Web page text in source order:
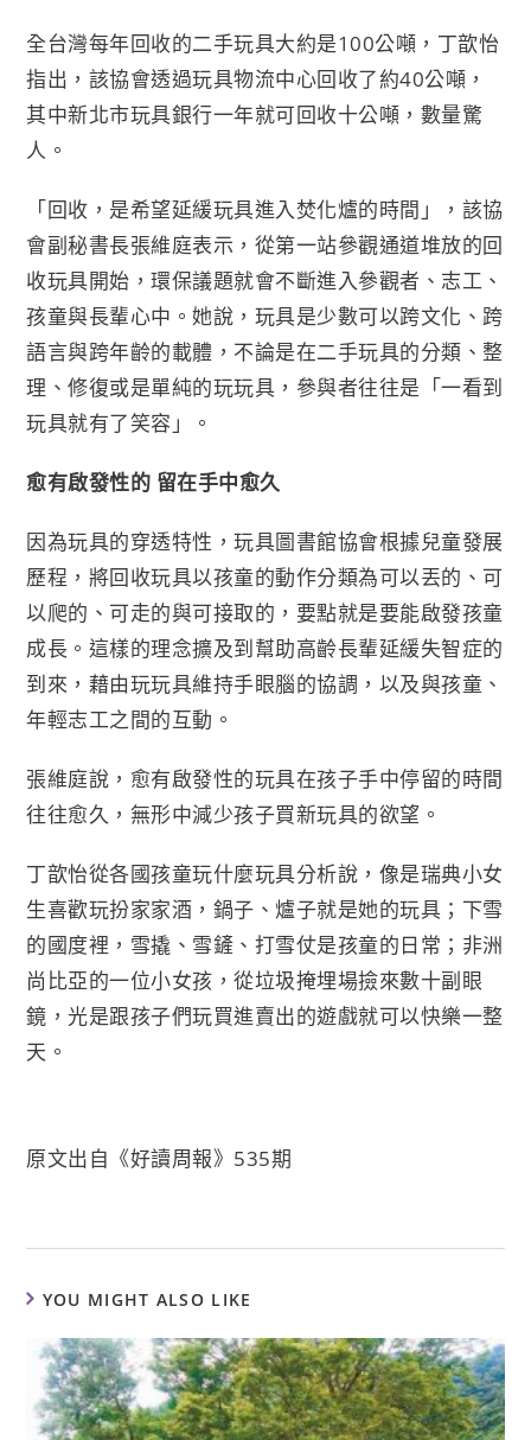
全台灣每年回收的二手玩具大約是100公噸，丁歆怡
指出，該協會透過玩具物流中心回收了約40公噸，
其中新北市玩具銀行一年就可回收十公噸，數量驚
人。
「回收，是希望延緩玩具進入焚化爐的時間」，該協
會副秘書長張維庭表示，從第一站參觀通道堆放的回
收玩具開始，環保議題就會不斷進入參觀者、志工、
孩童與長輩心中。她說，玩具是少數可以跨文化、跨
語言與跨年齡的載體，不論是在二手玩具的分類、整
理、修復或是單純的玩玩具，參與者往往是「一看到
玩具就有了笑容」。
愈有啟發性的 留在手中愈久
因為玩具的穿透特性，玩具圖書館協會根據兒童發展
歷程，將回收玩具以孩童的動作分類為可以丟的、可
以爬的、可走的與可接取的，要點就是要能啟發孩童
成長。這樣的理念擴及到幫助高齡長輩延緩失智症的
到來，藉由玩玩具維持手眼腦的協調，以及與孩童、
年輕志工之間的互動。
張維庭說，愈有啟發性的玩具在孩子手中停留的時間
往往愈久，無形中減少孩子買新玩具的欲望。
丁歆怡從各國孩童玩什麼玩具分析說，像是瑞典小女
生喜歡玩扮家家酒，鍋子、爐子就是她的玩具；下雪
的國度裡，雪撬、雪鏟、打雪仗是孩童的日常；非洲
尚比亞的一位小女孩，從垃圾掩埋場撿來數十副眼
鏡，光是跟孩子們玩買進賣出的遊戲就可以快樂一整
天。
原文出自《好讀周報》535期
YOU MIGHT ALSO LIKE